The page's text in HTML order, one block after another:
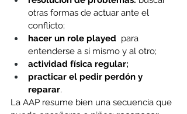
otras formas de actuar ante el
conflicto;
hacer un role played para
entenderse a sí mismo y al otro;
actividad física regular;
practicar el pedir perdón y
reparar.
La AAP resume bien una secuencia que